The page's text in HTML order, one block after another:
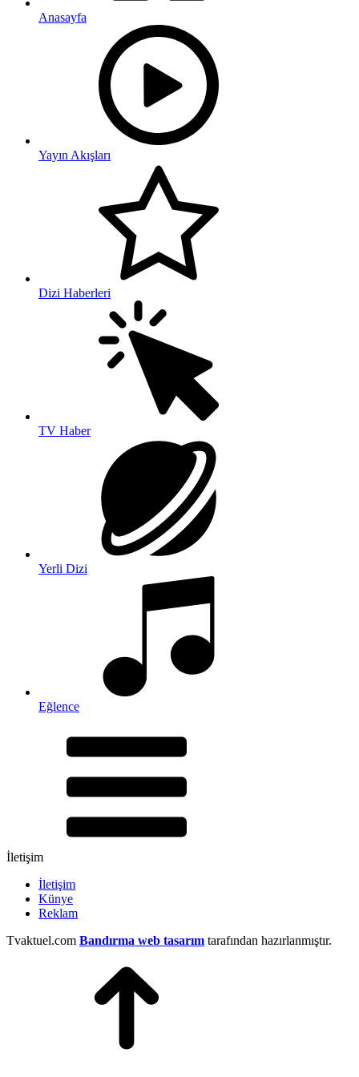
Anasayfa
Yayın Akışları
Dizi Haberleri
TV Haber
Yerli Dizi
Eğlence
İletişim
İletişim
Künye
Reklam
Tvaktuel.com Bandırma web tasarım tarafından hazırlanmıştır.